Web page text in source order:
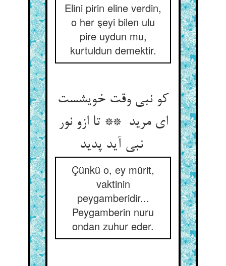
Elini pirin eline verdin,
o her şeyi bilen ulu
pire uydun mu,
kurtuldun demektir.
کو نبی وقت خویشست
ای مرید ** تا ازو نور
نبی آید پدید
Çünkü o, ey mürit,
vaktinin
peygamberidir...
Peygamberin nuru
ondan zuhur eder.